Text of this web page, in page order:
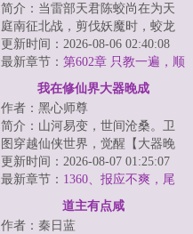
简介：当雷部天君陈蛟尚在为天
庭南征北战，剪伐妖魔时，蛟龙
化身已在下界搅动风云，聚众群
妖。天君晋位真...
更新时间：2026-08-06 02:40:08
最新章节： 第602章 只教一遍，顺
藤摸瓜
我在修仙界大器晚成
作者：黑心师尊
简介：山河易变，世间沧桑。卫
图穿越仙侠世界，觉醒【大器晚
成】命格。【命格：大器晚
成。】【属性：坚韧...
更新时间：2026-08-07 01:25:07
最新章节： 1360、报应不爽，尾
随之修（4k4，求订阅）
道主有点咸
作者：秦日蓝